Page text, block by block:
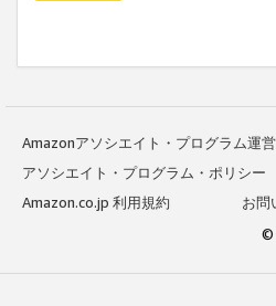
Amazonアソシエイト・プログラム運
アソシエイト・プログラム・ポリシー
Amazon.co.jp 利用規約
お問
©